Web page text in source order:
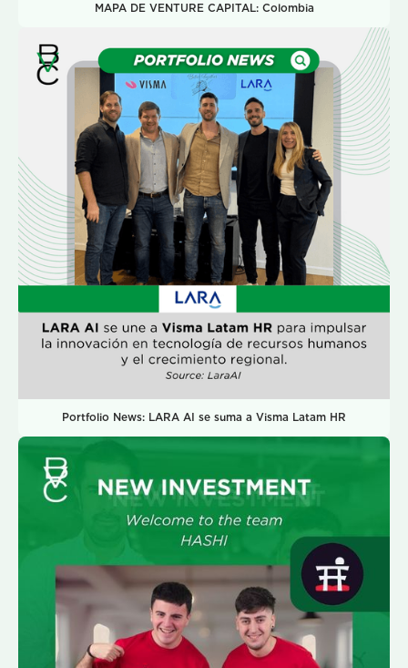
MAPA DE VENTURE CAPITAL: Colombia
Portfolio News: LARA AI se suma a Visma Latam HR